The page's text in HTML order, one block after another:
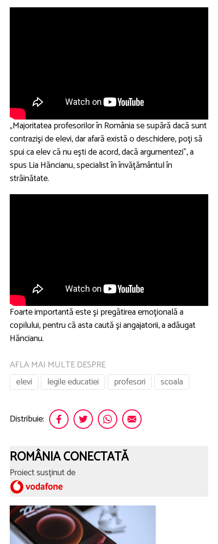
„Majoritatea profesorilor în România se supără dacă sunt
contrazişi de elevi, dar afară există o deschidere, poţi să
spui ca elev că nu eşti de acord, dacă argumentezi”, a
spus Lia Hăncianu, specialist în învăţământul în
străinătate.
Foarte importantă este şi pregătirea emoţională a
copilului, pentru că asta caută şi angajatorii, a adăugat
Hăncianu.
AFLA MAI MULTE DESPRE
elevi
legile educatiei profesori scoala
Distribuie:
ROMÂNIA CONECTATĂ
Proiect susținut de